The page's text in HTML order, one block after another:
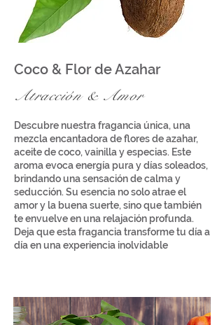
Descubre nuestra fragancia única, una
mezcla encantadora de flores de azahar,
aceite de coco, vainilla y especias. Este
aroma evoca energía pura y días soleados,
brindando una sensación de calma y
seducción. Su esencia no solo atrae el
amor y la buena suerte, sino que también
te envuelve en una relajación profunda.
Deja que esta fragancia transforme tu día a
día en una experiencia inolvidable
Atracción & Amor
Coco & Flor de Azahar